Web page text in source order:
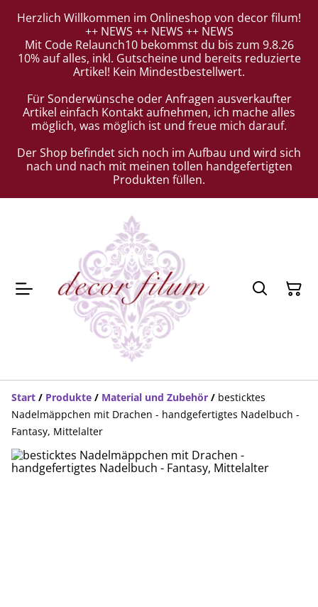
Herzlich Willkommen im Onlineshop von decor filum!
++ NEWS ++ NEWS ++ NEWS
Mit Code Relaunch10 bekommst du bis zum 9.8.26
10% auf alles, inkl. Gutscheine und bereits reduzierte
Artikel! Kein Mindestbestellwert.
Für Sonderwünsche oder Anfragen ausverkaufter
Artikel einfach Kontakt aufnehmen, ich mache alles
möglich, was möglich ist und freue mich darauf.
Der Shop befindet sich noch im Aufbau und wird sich
nach und nach mit meinen tollen handgefertigten
Produkten füllen.
Start / Produkte / Material und Zubehör / besticktes
Nadelmäppchen mit Drachen - handgefertigtes Nadelbuch -
Fantasy, Mittelalter